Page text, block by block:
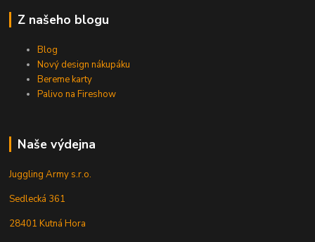
Z našeho blogu
Blog
Nový design nákupáku
Bereme karty
Palivo na Fireshow
Naše výdejna
Juggling Army s.r.o.
Sedlecká 361
28401 Kutná Hora